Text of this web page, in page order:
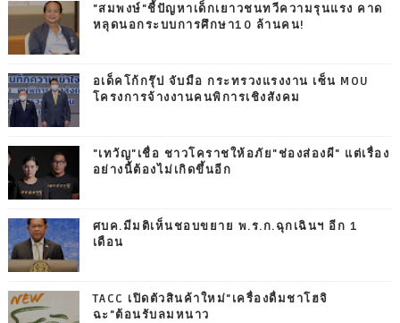
"สมพงษ์"ชี้ปัญหาเด็กเยาวชนทวีความรุนแรง คาด
หลุดนอกระบบการศึกษา10 ล้านคน!
อเด็คโก้กรุ๊ป จับมือ กระทรวงแรงงาน เซ็น MOU
โครงการจ้างงานคนพิการเชิงสังคม
"เทวัญ"เชื่อ ชาวโคราชให้อภัย"ช่องส่องผี" แต่เรื่อง
อย่างนี้ต้องไม่เกิดขึ้นอีก
ศบค.มีมติเห็นชอบขยาย พ.ร.ก.ฉุกเฉินฯ อีก 1
เดือน
TACC เปิดตัวสินค้าใหม่"เครื่องดื่มชาโฮจิ
ฉะ"ต้อนรับลมหนาว